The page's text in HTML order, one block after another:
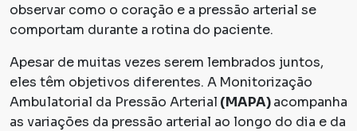
observar como o coração e a pressão arterial se
comportam durante a rotina do paciente.
Apesar de muitas vezes serem lembrados juntos,
eles têm objetivos diferentes. A Monitorização
Ambulatorial da Pressão Arterial (MAPA)acompanha
as variações da pressão arterial ao longo do dia e da